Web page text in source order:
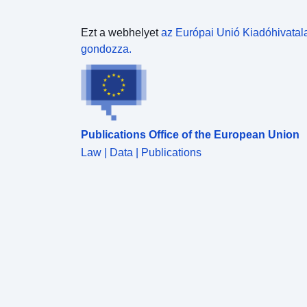
Ezt a webhelyetaz Európai Unió
gondozza.
Publications Office of the European Union
Law | Data | Publications